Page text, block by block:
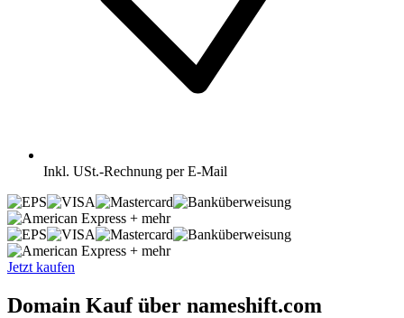
Inkl. USt.-Rechnung per E-Mail
+ mehr
+ mehr
Jetzt kaufen
Domain Kauf über nameshift.com